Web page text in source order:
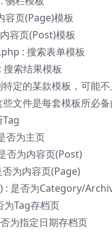
容页(Page)模板
容页(Post)模板
: 搜索表单模板
索结果模板
定的某款模板，可能
文件是每套模板所必备
否为主页
否为内容页(Post)
为内容页(Page)
: 是否为Category/
为Tag存档页
为指定日期存档页